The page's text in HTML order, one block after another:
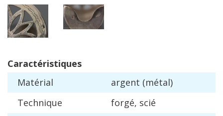
Caractéristiques
Matérial argent (métal)
Technique
forgé, scié